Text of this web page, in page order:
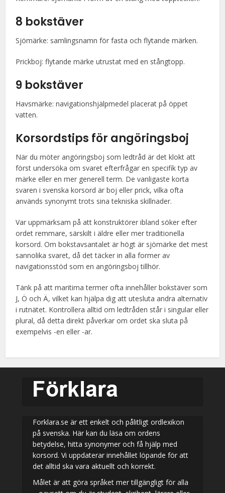
8 bokstäver
Sjömärke: samlingsnamn för fasta och flytande märken.
Prickboj: flytande märke utrustat med en stångtopp.
9 bokstäver
Havsmärke: navigationshjälpmedel placerat på öppet
vatten.
Korsordstips för angöringsboj
När du möter angöringsboj som ledtråd är det klokt att
först undersöka om svaret efterfrågar en specifik typ av
märke eller en mer generell term. De vanligaste korta
svaren i svenska korsord är boj eller prick, vilka ofta
används synonymt trots sina tekniska skillnader.
Var uppmärksam på att konstruktörer ibland söker efter
ordet remmare, särskilt i äldre eller mer traditionella
korsord. Om bokstavsantalet är högt är sjömärke det mest
sannolika svaret, då det täcker in alla former av
navigationsstöd som en angöringsboj tillhör.
Tänk på att maritima termer ofta innehåller bokstäver som
J, Ö och Ä, vilket kan hjälpa dig att utesluta andra alternativ
i rutnätet. Kontrollera alltid om ledtråden står i singular eller
plural, då detta direkt påverkar om ordet ska sluta på
exempelvis -en eller -ar.
Forklara.se är ett enkelt och pålitligt ordlexikon
på svenska. Här kan du läsa om ordens
betydelse, hitta synonymer och få hjälp med
korsord. Vi uppdaterar innehållet löpande för att
det alltid ska vara aktuellt och korrekt.
Målet är att göra språket mer tillgängligt för alla